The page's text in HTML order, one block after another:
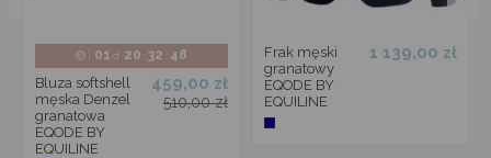
01 d. 20 32 48
Bluza softshell
męska Denzel
granatowa
EQODE BY
EQUILINE
459,00 zł
510,00 zł
Frak męski
granatowy
EQODE BY
EQUILINE
1 139,00 zł